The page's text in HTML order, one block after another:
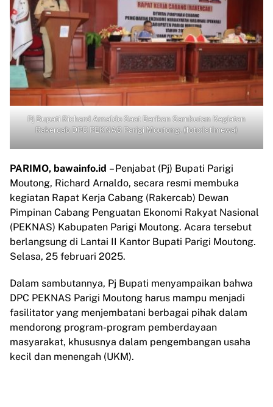
Pj Bupati Richard Arnaldo Saat Berikan Sambutan Kegiatan
Rakercab DPC PEKNAS Parigi Moutong. (foto:Istimewa)
PARIMO, bawainfo.id – Penjabat (Pj) Bupati Parigi
Moutong, Richard Arnaldo, secara resmi membuka
kegiatan Rapat Kerja Cabang (Rakercab) Dewan
Pimpinan Cabang Penguatan Ekonomi Rakyat Nasional
(PEKNAS) Kabupaten Parigi Moutong. Acara tersebut
berlangsung di Lantai II Kantor Bupati Parigi Moutong.
Selasa, 25 februari 2025.
Dalam sambutannya, Pj Bupati menyampaikan bahwa
DPC PEKNAS Parigi Moutong harus mampu menjadi
fasilitator yang menjembatani berbagai pihak dalam
mendorong program-program pemberdayaan
masyarakat, khususnya dalam pengembangan usaha
kecil dan menengah (UKM).